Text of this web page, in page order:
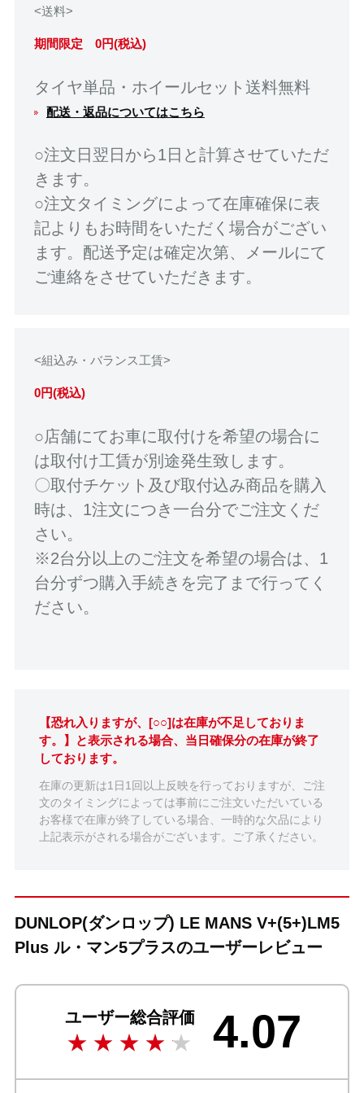
<送料>
期間限定 0円(税込)
タイヤ単品・ホイールセット送料無料
配送・返品についてはこちら
○注文日翌日から1日と計算させていただ
きます。
○注文タイミングによって在庫確保に表
記よりもお時間をいただく場合がござい
ます。配送予定は確定次第、メールにて
ご連絡をさせていただきます。
<組込み・バランス工賃>
0円(税込)
○店舗にてお車に取付けを希望の場合に
は取付け工賃が別途発生致します。
〇取付チケット及び取付込み商品を購入
時は、1注文につき一台分でご注文くだ
さい。
※2台分以上のご注文を希望の場合は、1
台分ずつ購入手続きを完了まで行ってく
ださい。
【恐れ入りますが、[○○]は在庫が不足しておりま
す。】と表示される場合、当日確保分の在庫が終了
しております。
在庫の更新は1日1回以上反映を行っておりますが、ご注
文のタイミングによっては事前にご注文いただいている
お客様で在庫が終了している場合、一時的な欠品により
上記表示がされる場合がございます。ご了承ください。
DUNLOP(ダンロップ) LE MANS V+(5+)LM5
Plus ル・マン5プラスのユーザーレビュー
ユーザー総合評価 4.07